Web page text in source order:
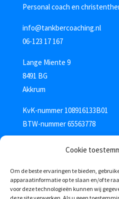
Cookie
Om de beste ervaringen te bieden,
apparaatinformatie op te slaan en/of te
voor deze technologieën kunnen wij
Personal coach en
info@tankbercoaching.nl
06-123 17 167
Lange Miente 9
8491 BG
Akkrum
KvK-nummer 108916133B01
BTW-nummer 65563778